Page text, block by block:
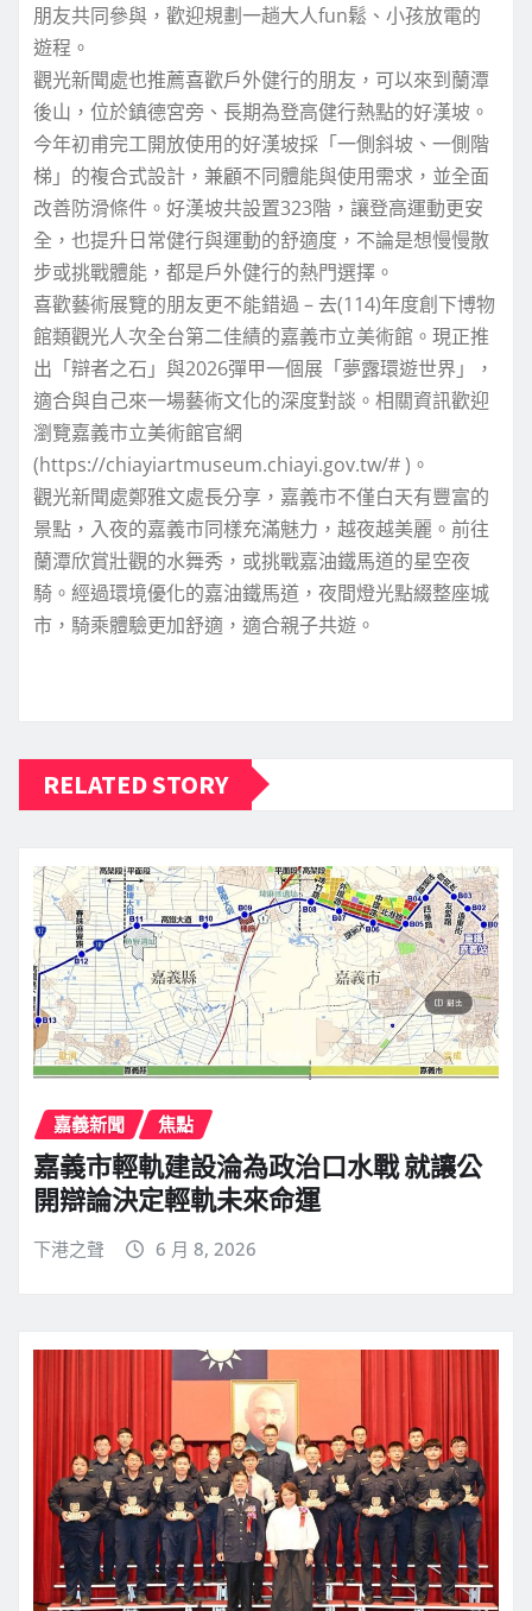
朋友共同參與，歡迎規劃一趟大人fun鬆、小孩放電的
遊程。
觀光新聞處也推薦喜歡戶外健行的朋友，可以來到蘭潭
後山，位於鎮德宮旁、長期為登高健行熱點的好漢坡。
今年初甫完工開放使用的好漢坡採「一側斜坡、一側階
梯」的複合式設計，兼顧不同體能與使用需求，並全面
改善防滑條件。好漢坡共設置323階，讓登高運動更安
全，也提升日常健行與運動的舒適度，不論是想慢慢散
步或挑戰體能，都是戶外健行的熱門選擇。
喜歡藝術展覽的朋友更不能錯過 – 去(114)年度創下博物
館類觀光人次全台第二佳績的嘉義市立美術館。現正推
出「辯者之石」與2026彈甲一個展「夢露環遊世界」，
適合與自己來一場藝術文化的深度對談。相關資訊歡迎
瀏覽嘉義市立美術館官網
(https://chiayiartmuseum.chiayi.gov.tw/# )。
觀光新聞處鄭雅文處長分享，嘉義市不僅白天有豐富的
景點，入夜的嘉義市同樣充滿魅力，越夜越美麗。前往
蘭潭欣賞壯觀的水舞秀，或挑戰嘉油鐵馬道的星空夜
騎。經過環境優化的嘉油鐵馬道，夜間燈光點綴整座城
市，騎乘體驗更加舒適，適合親子共遊。
RELATED STORY
嘉義新聞 焦點
嘉義市輕軌建設淪為政治口水戰 就讓公
開辯論決定輕軌未來命運
下港之聲 6 月 8, 2026